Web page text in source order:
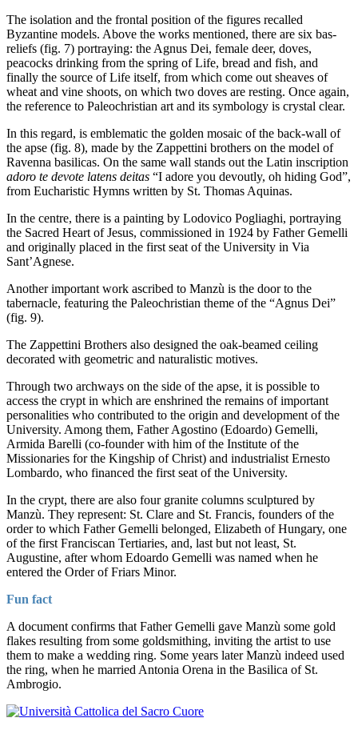
The isolation and the frontal position of the figures recalled
Byzantine models. Above the works mentioned, there are six bas-
reliefs (fig. 7) portraying: the Agnus Dei, female deer, doves,
peacocks drinking from the spring of Life, bread and fish, and
finally the source of Life itself, from which come out sheaves of
wheat and vine shoots, on which two doves are resting. Once again,
the reference to Paleochristian art and its symbology is crystal clear.
In this regard, is emblematic the golden mosaic of the back-wall of
the apse (fig. 8), made by the Zappettini brothers on the model of
Ravenna basilicas. On the same wall stands out the Latin inscription
adoro te devote latens deitas “I adore you devoutly, oh hiding God”,
from Eucharistic Hymns written by St. Thomas Aquinas.
In the centre, there is a painting by Lodovico Pogliaghi, portraying
the Sacred Heart of Jesus, commissioned in 1924 by Father Gemelli
and originally placed in the first seat of the University in Via
Sant’Agnese.
Another important work ascribed to Manzù is the door to the
tabernacle, featuring the Paleochristian theme of the “Agnus Dei”
(fig. 9).
The Zappettini Brothers also designed the oak-beamed ceiling
decorated with geometric and naturalistic motives.
Through two archways on the side of the apse, it is possible to
access the crypt in which are enshrined the remains of important
personalities who contributed to the origin and development of the
University. Among them, Father Agostino (Edoardo) Gemelli,
Armida Barelli (co-founder with him of the Institute of the
Missionaries for the Kingship of Christ) and industrialist Ernesto
Lombardo, who financed the first seat of the University.
In the crypt, there are also four granite columns sculptured by
Manzù. They represent: St. Clare and St. Francis, founders of the
order to which Father Gemelli belonged, Elizabeth of Hungary, one
of the first Franciscan Tertiaries, and, last but not least, St.
Augustine, after whom Edoardo Gemelli was named when he
entered the Order of Friars Minor.
Fun fact
A document confirms that Father Gemelli gave Manzù some gold
flakes resulting from some goldsmithing, inviting the artist to use
them to make a wedding ring. Some years later Manzù indeed used
the ring, when he married Antonia Orena in the Basilica of St.
Ambrogio.